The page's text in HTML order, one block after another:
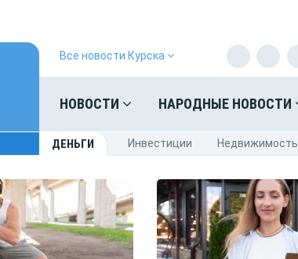
Все новости Курска
НОВОСТИ НАРОДНЫЕ НОВОСТИ
ДЕНЬГИ Инвестиции Недвижимость